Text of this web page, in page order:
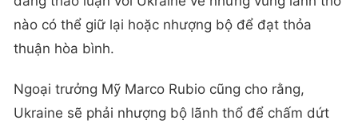
nào có thể giữ lại hoặc nhượng bộ để đạt thỏa
thuận hòa bình.
Ngoại trưởng Mỹ Marco Rubio cũng cho rằng,
Ukraine sẽ phải nhượng bộ lãnh thổ để chấm dứt